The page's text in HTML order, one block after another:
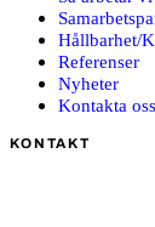
Hållbarhet/
Referenser
Nyheter
Kontakta oss
KONTAKT